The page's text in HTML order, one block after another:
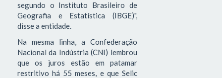
segundo o Instituto Brasileiro de
Geografia e Estatística (IBGE)",
disse a entidade.
Na mesma linha, a Confederação
Nacional da Indústria (CNI) lembrou
que os juros estão em patamar
restritivo há 55 meses, e que Selic